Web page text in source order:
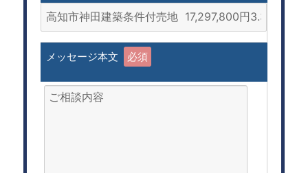
メッセージ本文 必須